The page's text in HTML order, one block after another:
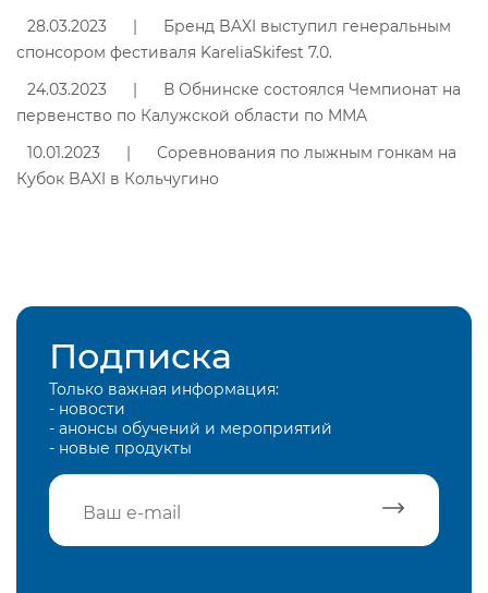
28.03.2023
|
Бренд BAXI выступил генеральным
спонсором фестиваля KareliaSkifest 7.0.
24.03.2023
|
В Обнинске состоялcя Чемпионат на
первенство по Калужской области по MMA
10.01.2023
|
Соревнования по лыжным гонкам на
Кубок BAXI в Кольчугино
Подписка
Только важная информация:
- новости
- анонсы обучений и мероприятий
- новые продукты